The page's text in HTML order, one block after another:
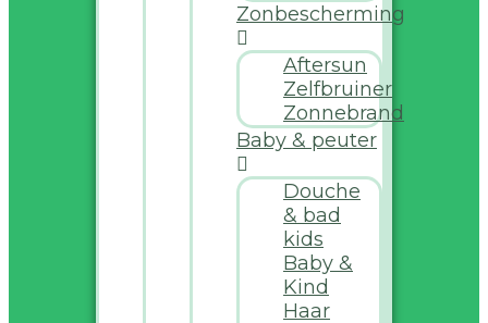
Zonbescherming
Aftersun
Zelfbruiner
Zonnebrand
Baby & peuter
Douche
& bad
kids
Baby &
Kind
Haar